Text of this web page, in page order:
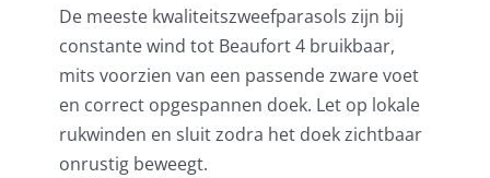
De meeste kwaliteitszweefparasols zijn bij
constante wind tot Beaufort 4 bruikbaar,
mits voorzien van een passende zware voet
en correct opgespannen doek. Let op lokale
rukwinden en sluit zodra het doek zichtbaar
onrustig beweegt.